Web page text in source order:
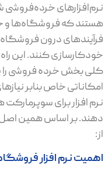
نرم‌افزارهای
هستند که فروشگاه‌ها و
فرآیندهای درون
خودکارسازی کنند. این
کلی بخش خرده فروشی
امکاناتی خاص بنابر
نرم افزار برای
دهند. بر اساس همین اصل،
از:
اهمیت نرم افزار